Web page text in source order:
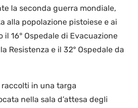
la seconda guerra mondiale,
alla popolazione pistoiese e ai
16° Ospedale di Evacuazione
Resistenza e il 32° Ospedale da
raccolti in una targa
nella sala d’attesa degli